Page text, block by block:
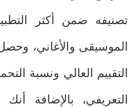
تصنيفه ضمن أكثر
الموسيقى والأغاني،
التقييم العالي ونسبة
التعريفي، بالإضافة